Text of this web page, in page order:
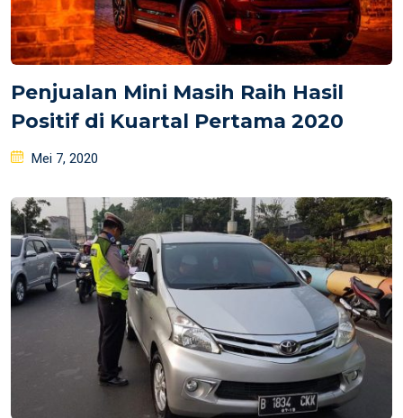
Penjualan Mini Masih Raih Hasil
Positif di Kuartal Pertama 2020
Posted
Mei 7, 2020